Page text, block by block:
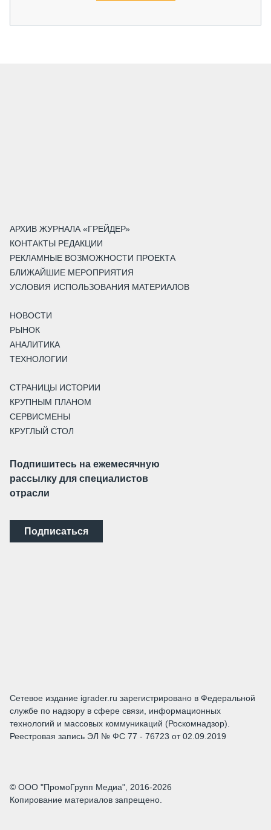
АРХИВ ЖУРНАЛА «ГРЕЙДЕР»
КОНТАКТЫ РЕДАКЦИИ
РЕКЛАМНЫЕ ВОЗМОЖНОСТИ ПРОЕКТА
БЛИЖАЙШИЕ МЕРОПРИЯТИЯ
УСЛОВИЯ ИСПОЛЬЗОВАНИЯ МАТЕРИАЛОВ
НОВОСТИ
РЫНОК
АНАЛИТИКА
ТЕХНОЛОГИИ
СТРАНИЦЫ ИСТОРИИ
КРУПНЫМ ПЛАНОМ
СЕРВИСМЕНЫ
КРУГЛЫЙ СТОЛ
Подпишитесь на ежемесячную
рассылку для специалистов
отрасли
Подписаться
Сетевое издание igrader.ru зарегистрировано в Федеральной
службе по надзору в сфере связи, информационных
технологий и массовых коммуникаций (Роскомнадзор).
Реестровая запись ЭЛ № ФС 77 - 76723 от 02.09.2019
© ООО "ПромоГрупп Медиа", 2016-2026
Копирование материалов запрещено.